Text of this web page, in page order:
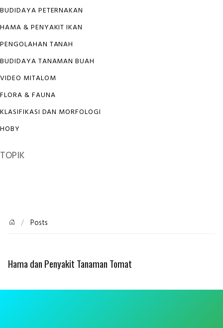
BUDIDAYA PETERNAKAN
HAMA & PENYAKIT IKAN
PENGOLAHAN TANAH
BUDIDAYA TANAMAN BUAH
VIDEO MITALOM
FLORA & FAUNA
KLASIFIKASI DAN MORFOLOGI
HOBY
TOPIK
Posts
Hama dan Penyakit Tanaman Tomat